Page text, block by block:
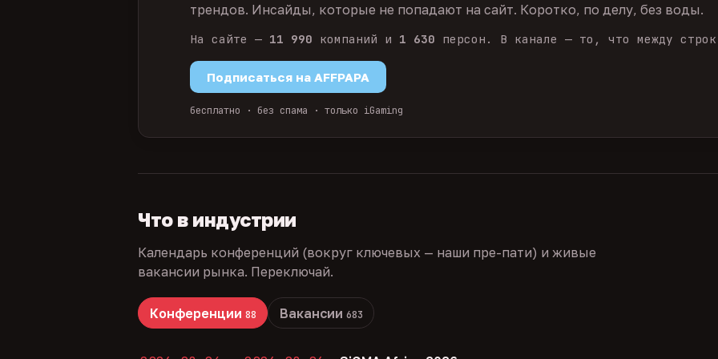
трендов. Инсайды, которые не попадают на сайт. Коротко, по делу, без воды.
На сайте — 11 990 компаний и 1 630 персон. В канале — то, что между
Подписаться на AFFPAPA
бесплатно · без спама · только iGaming
Что в индустрии
Календарь конференций (вокруг ключевых — наши пре-пати) и живые
вакансии рынка. Переключай.
Конференции 88 Вакансии 683